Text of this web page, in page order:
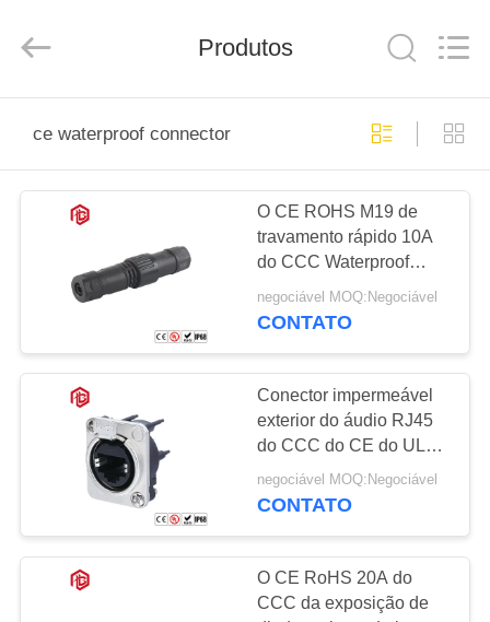
PRODUTOS
EXCURSÃO
FÁBRICA
CONTROLE
DA
QUALIDADE
Ltd..
Produtos
ce waterproof connector
O CE ROHS M19 de
travamento rápido 10A
do CCC Waterproof
conectores
negociável MOQ:Negociável
CONTATO
Conector impermeável
exterior do áudio RJ45
do CCC do CE do UL
negociável MOQ:Negociável
CONTATO
O CE RoHS 20A do
CCC da exposição de